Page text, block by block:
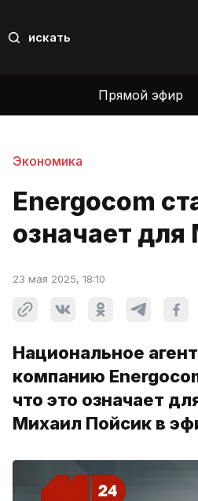
искать
Прямой эфир
Экономика
Energocom
означает
23 мая 2025, 18:10
Национальное
компанию
что это означает
Михаил Пойсик в